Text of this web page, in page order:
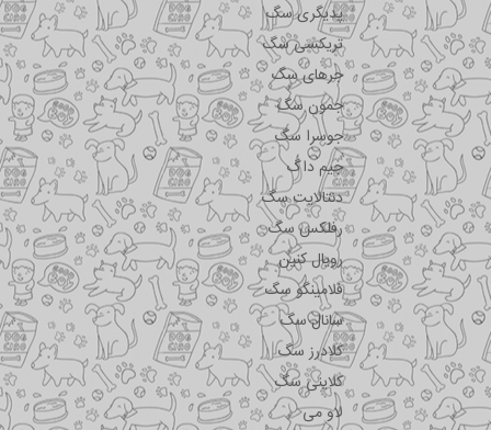
پدیگری سگ
تریکسی سگ
جرهای سگ
جمون سگ
جوسرا سگ
جیم داگ
دنتالایت سگ
رفلکس سگ
رویال کنین
فلامینگو سگ
سانال سگ
کلادرز سگ
کلاینی سگ
لاو می